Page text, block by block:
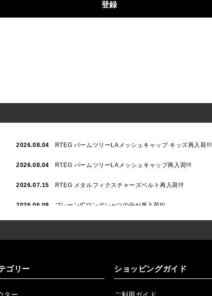
登録
2026.08.04 RTEG パームツリーLAメッシュキャップ キッズ再入荷!!!
2026.08.04 RTEG パームツリーLAメッシュキャップ再入荷!!!
2026.07.15 RTEG メタルフィクスチャーズベルト再入荷!!!
2026.06.09 プレーン/Cロングシャツの白が再入荷!!!
2026.05.08 24/フリンジデニムロングパンツ再入荷!!!
ゴリー
ター
ショッピングガイド
ご利用ガイド